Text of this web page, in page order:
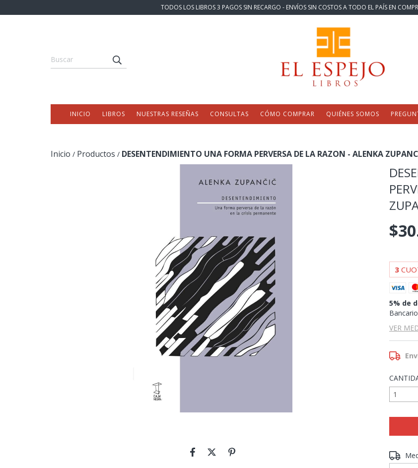
TODOS LOS LIBROS 3 PAGOS SIN RECARGO - ENVÍOS SIN COSTOS A TODO EL PAÍS EN
INICIO LIBROS NUESTRAS RESEÑAS CONSULTAS CÓMO COMPRAR QUIÉNES SOMOS
Inicio / Productos / DESENTENDIMIENTO UNA FORMA PERVERSA DE LA RAZON - ALENKA
3
5% de
Bancario
VER